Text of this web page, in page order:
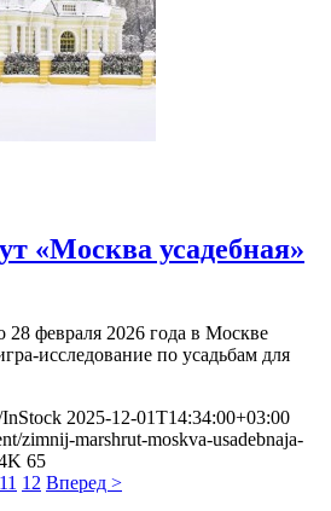
«Москва усадебная»
28 февраля 2026 года в Москве
исследование по усадьбам для
InStock 2025-12-01T14:34:00+03:00
zimnij-marshrut-moskva-usadebnaja-
65
11 12 Вперед >